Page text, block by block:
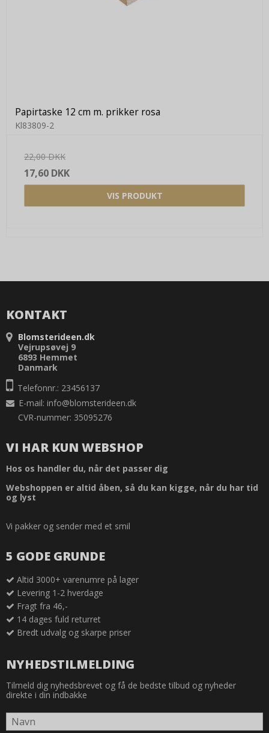
Papirtaske 12 cm m. prikker rosa
Kl83809-2
22,00 DKK
17,60 DKK
VIS PRODUKT
KONTAKT
Blomsterideen.dk
Vejrupsøvej 9
6893 Hemmet
Danmark
Telefonnr.: 23456137
E-mail: info@blomsterideen.dk
CVR-nummer: 35095276
VI HAR KUN WEBSHOP
Hos os handler du, når det passer dig
Webshoppen er altid åben, så du kan kigge, når du har tid
og lyst
Vi pakker og sender med et smil
5 GODE GRUNDE
Altid 3000+ varenumre på lager
Levering 1-2 hverdage
Fragt fra 46,-
14 dages fuld returret
Bredt udvalg og skarpe priser
NYHEDSTILMELDING
Tilmeld dig nyhedsbrevet og få de bedste tilbud og nyheder
direkte i din indbakke